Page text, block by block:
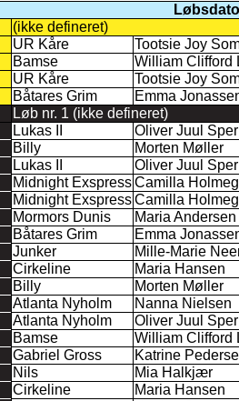
(ikke defineret)
UR Kåre
Tootsie Joy
Bamse
William Clifford
UR Kåre
Tootsie Joy
Båtares Grim
Emma
Løb nr. 1 (ikke defineret)
Lukas II
Oliver Juul
Billy
Morten Møller
Lukas II
Oliver Juul
Midnight ExspressCamilla
Midnight ExspressCamilla
Mormors Dunis
Maria Andersen
Båtares Grim
Emma
Junker
Mille-Marie
Cirkeline
Maria Hansen
Billy
Morten Møller
Atlanta Nyholm
Nanna Nielsen
Atlanta Nyholm
Oliver Juul
Bamse
William Clifford
Gabriel Gross
Katrine
Nils
Mia Halkjær
Cirkeline
Maria Hansen